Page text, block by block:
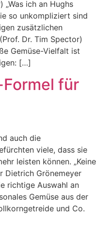
„Was ich an Hughs
so unkompliziert sind
zusätzlichen
Dr. Tim Spector)
Gemüse-Vielfalt ist
[…]
für
auch die
viele, dass sie
leisten können. „Keine
Dietrich Grönemeyer
richtige Auswahl an
Gemüse aus der
und Co.